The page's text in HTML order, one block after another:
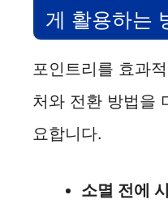
게 활용하는
포인트리를 효과
처와 전환 방법을
요합니다.
소멸 전에